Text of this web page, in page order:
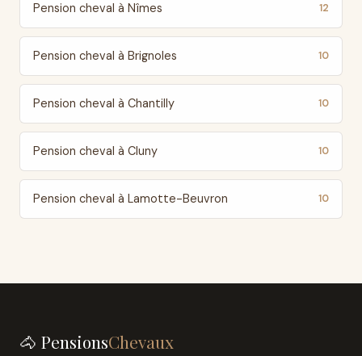
Pension cheval à Nîmes 12
Pension cheval à Brignoles 10
Pension cheval à Chantilly 10
Pension cheval à Cluny 10
Pension cheval à Lamotte-Beuvron 10
🐴 PensionsChevaux